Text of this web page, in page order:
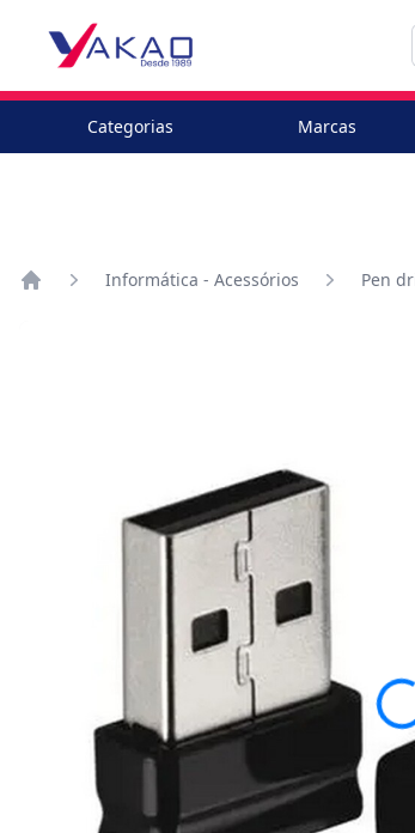
Categorias Marcas
Informática - Acessórios Pen